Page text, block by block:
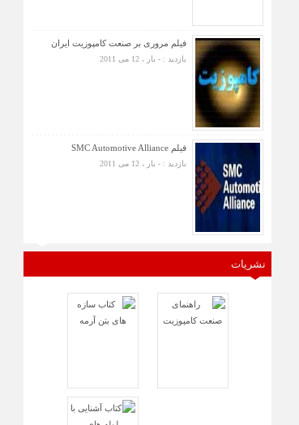
نشریات
فیلم مروری بر صنعت کامپوزیت ایران
بازدید : - بار ، 12 می 2011
فیلم SMC Automotive Alliance
بازدید : - بار ، 12 می 2011